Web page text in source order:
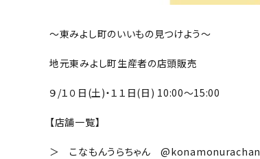
〜東みよし町のいいもの見つけよう〜
地元東みよし町生産者の店頭販売
９/１０日(土)・１１日(日) 10:00〜15:00
【店舗一覧】
＞ こなもんうらちゃん @konamonurachan